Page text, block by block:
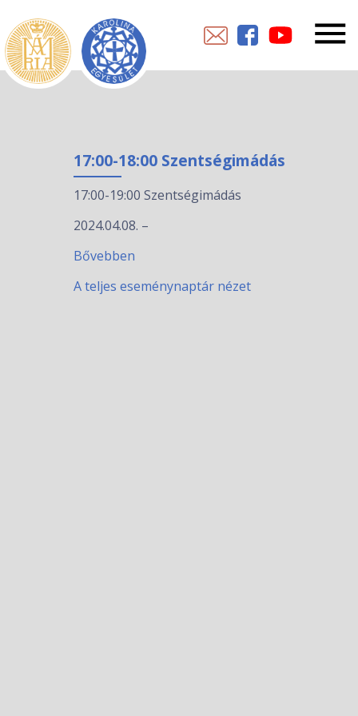
17:00-18:00 Szentségimádás
17:00-19:00 Szentségimádás
2024.04.08. –
Bővebben
A teljes eseménynaptár nézet